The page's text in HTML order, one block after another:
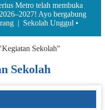
Metro telah membuka
Ayo bergabung
| Sekolah Unggul •
Sekolah"
Sekolah